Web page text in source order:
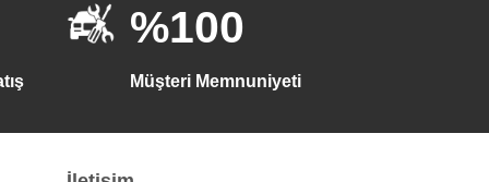
%100
Müşteri Memnuniyeti